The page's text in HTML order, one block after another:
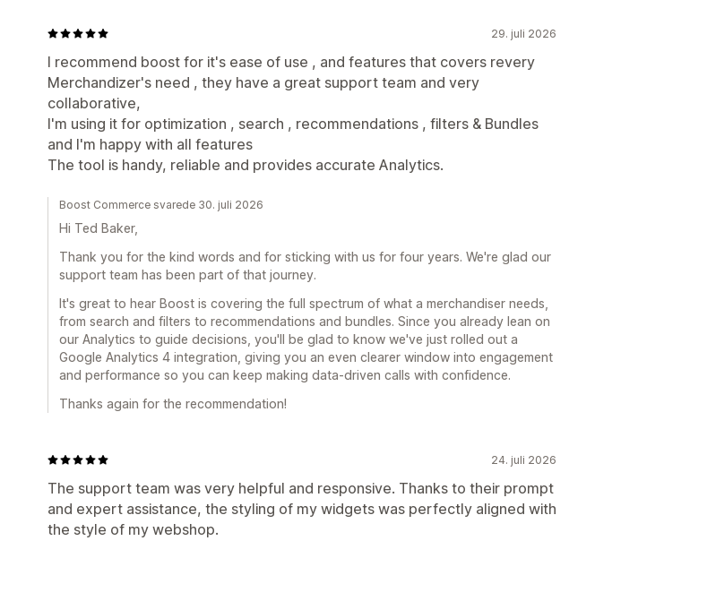
29. juli 2026
I recommend boost for it's ease of use , and features that covers revery
Merchandizer's need , they have a great support team and very
collaborative,
I'm using it for optimization , search , recommendations , filters & Bundles
and I'm happy with all features
The tool is handy, reliable and provides accurate Analytics.
Boost Commerce svarede 30. juli 2026
Hi Ted Baker,
Thank you for the kind words and for sticking with us for four years. We're glad our
support team has been part of that journey.
It's great to hear Boost is covering the full spectrum of what a merchandiser needs,
from search and filters to recommendations and bundles. Since you already lean on
our Analytics to guide decisions, you'll be glad to know we've just rolled out a
Google Analytics 4 integration, giving you an even clearer window into engagement
and performance so you can keep making data-driven calls with confidence.
Thanks again for the recommendation!
24. juli 2026
The support team was very helpful and responsive. Thanks to their prompt
and expert assistance, the styling of my widgets was perfectly aligned with
the style of my webshop.